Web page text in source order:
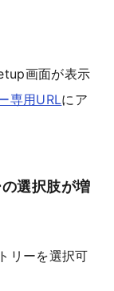
画面が表示
専用URLにア
選択肢が増
リーを選択可